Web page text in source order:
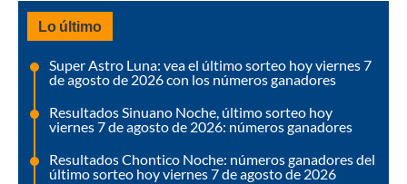
Lo último
Super Astro Luna: vea el último sorteo hoy viernes 7
de agosto de 2026 con los números ganadores
Resultados Sinuano Noche, último sorteo hoy
viernes 7 de agosto de 2026: números ganadores
Resultados Chontico Noche: números ganadores del
último sorteo hoy viernes 7 de agosto de 2026